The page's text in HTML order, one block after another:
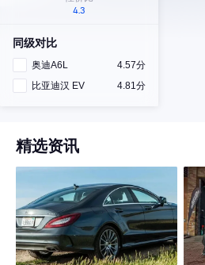
同级对比
奥迪A6L
4.57分
比亚迪汉 EV
4.81分
精选资讯